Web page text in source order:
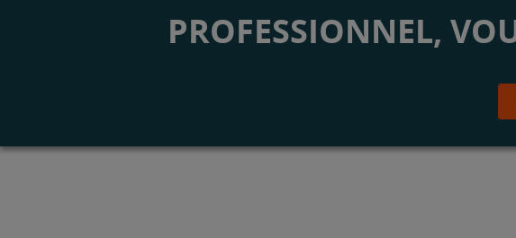
PROFESSIONNEL,